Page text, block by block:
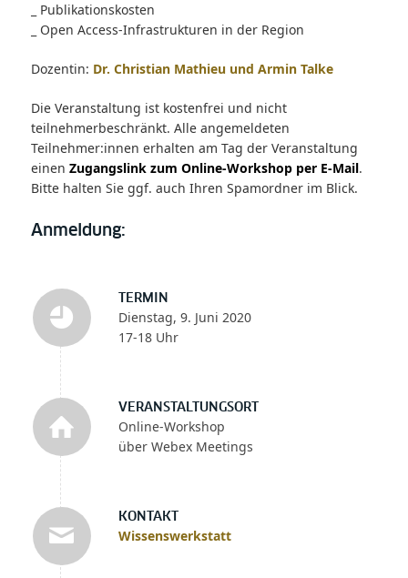
TERMIN
Dienstag, 9. Juni 2020
17-18 Uhr
VERANSTALTUNGSORT
Online-Workshop
über Webex Meetings
KONTAKT
Wissenswerkstatt
_ Publikationskosten
_ Open Access-Infrastrukturen in der Region
Dozentin: Dr. Christian Mathieu und Armin Talke
Die Veranstaltung ist kostenfrei und nicht
teilnehmerbeschränkt. Alle angemeldeten
Teilnehmer:innen erhalten am Tag der Veranstaltung
einen Zugangslink zum Online-Workshop per E-Mail.
Bitte halten Sie ggf. auch Ihren Spamordner im Blick.
Anmeldung: